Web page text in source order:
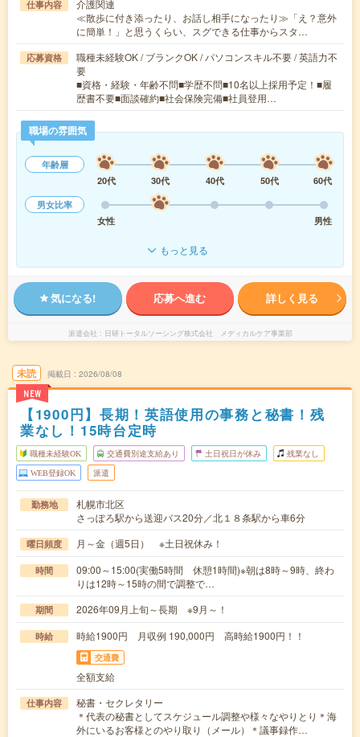
仕事内容
介護関連
≪散歩に付き添ったり、お話し相手になったり≫「え？意外
に簡単！」と思うくらい、スグできる仕事からスタ…
応募資格
職種未経験OK / ブランクOK / パソコンスキル不要 / 英語力不
要
■資格・経験・年齢不問■学歴不問■10名以上採用予定！■履
歴書不要■面談確約■社会保険完備■社員登用…
職場の雰囲気
年齢層
20代
30代 40代 50代
60代
男女比率
女性
男性
もっと見る
気になる! 応募へ進む 詳しく見る
派遣会社 日研トータルソーシング株式会社 メディカルケア事業部
未読
NEW
掲載日 2026/08/08
【1900円】長期！英語使用の事務と秘書！残
業なし！15時台定時
職種未経験OK 交通費別途支給あり 土日祝日が休み 残業なし
WEB登録OK 派遣
勤務地
札幌市北区
さっぽろ駅から送迎バス20分／北１８条駅から車6分
曜日頻度 月～金（週5日） ※土日祝休み！
時間
09:00～15:00(実働5時間 休憩1時間)※朝は8時～9時、終わ
りは12時～15時の間で調整で…
期間 2026年09月上旬～長期 ※9月～！
時給 時給1900円 月収例 190,000円 高時給1900円！！
交通費
全額支給
仕事内容
秘書・セクレタリー
＊代表の秘書としてスケジュール調整や様々なやりとり＊海
外にいるお客様とのやり取り（メール）＊議事録作…